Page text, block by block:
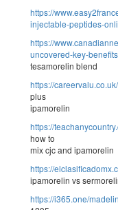
https://
injectable-peptides-
https://
uncovered-key-
tesamorelin blend
https://
plus
ipamorelin
https://
how to
mix cjc and ipamorelin
https://
ipamorelin vs
https://i365.one/